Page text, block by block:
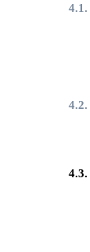
4.1.
4.2.
4.3.